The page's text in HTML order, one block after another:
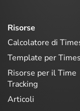
Risorse
Calcolatore di
Template per
Risorse per il Time
Tracking
Articoli